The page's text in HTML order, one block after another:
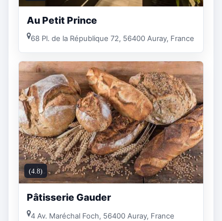
Au Petit Prince
68 Pl. de la République 72, 56400 Auray, France
(4.8)
Pâtisserie Gauder
4 Av. Maréchal Foch, 56400 Auray, France